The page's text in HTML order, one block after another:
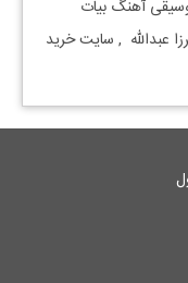
آهنگ بیات
عبدالله , سایت خرید